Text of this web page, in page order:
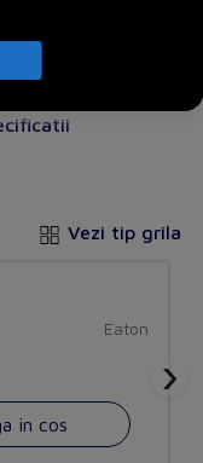
0
Vezi tip grila
Eaton
in cos
›